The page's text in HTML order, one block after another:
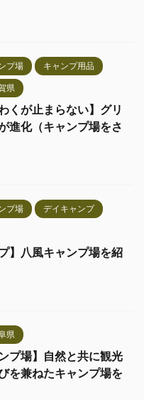
プ場 キャンプ用品
県
くが止まらない】グリ
進化（キャンプ場をさ
プ場 デイキャンプ
】八風キャンプ場を紹
県
プ場】自然と共に観光
を兼ねたキャンプ場を